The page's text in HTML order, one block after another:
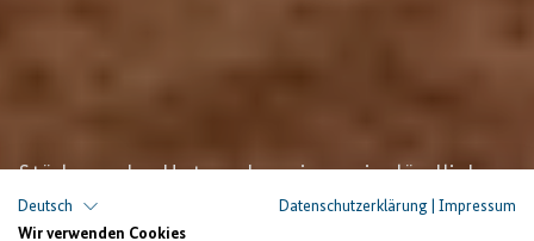
Stärkung der Unternehmerinnen im ländlichen
Raum
Deutsch Datenschutzerklärung
Impressum
Wir verwenden Cookies